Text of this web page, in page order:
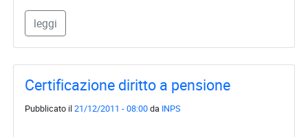
leggi
Certificazione diritto a pensione
Pubblicato il21/12/2011 - 08:00da INPS